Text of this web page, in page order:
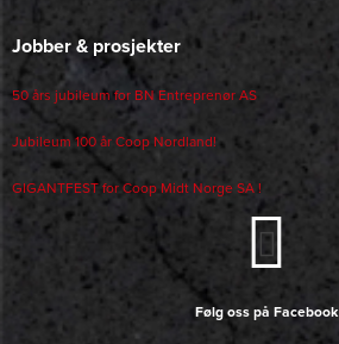
Jobber & prosjekter
50 års jubileum for BN Entreprenør AS
Jubileum 100 år Coop Nordland!
GIGANTFEST for Coop Midt Norge SA !
Følg oss på Facebook